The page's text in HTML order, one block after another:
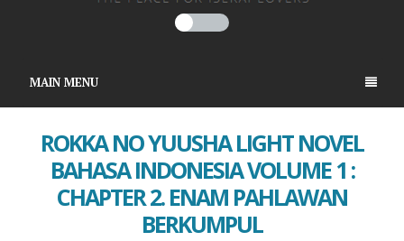
MAIN MENU
ROKKA NO YUUSHA LIGHT NOVEL
BAHASA INDONESIA VOLUME 1 :
CHAPTER 2. ENAM PAHLAWAN
BERKUMPUL